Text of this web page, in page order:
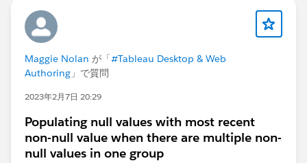
Maggie Nolan が「#Tableau Desktop & Web
Authoring 」で質問
2023年2月7日 20:29
Populating null values with most recent
non-null value when there are multiple non-
null values in one group